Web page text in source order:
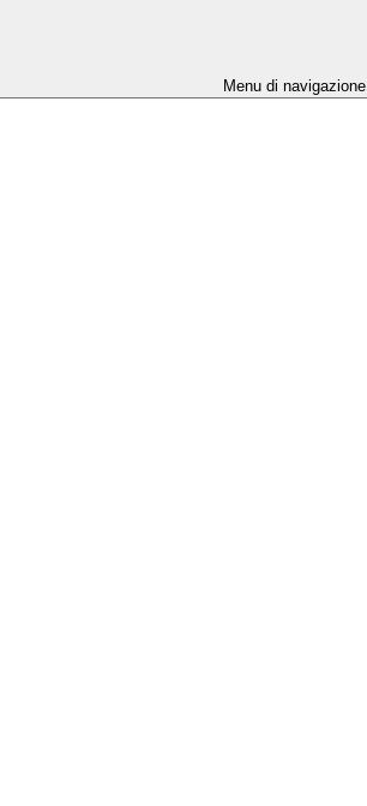
Menu di navigazione